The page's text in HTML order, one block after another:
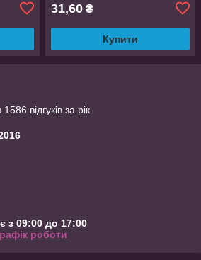
31,60 ₴
Купити
відгуків за рік
з 09:00 до 17:00
роботи